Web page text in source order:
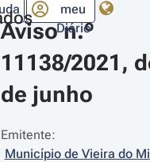
meu
Diário
Aviso n.º
11138/2021,
de junho
Emitente:
Município de Vieira do